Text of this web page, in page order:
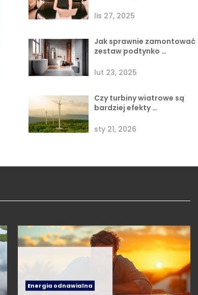
lis 27, 2025
Jak sprawnie zamontować
zestaw podtynko …
lut 23, 2025
Czy turbiny wiatrowe są
bardziej efekty …
sty 21, 2026
Energia odnawialna